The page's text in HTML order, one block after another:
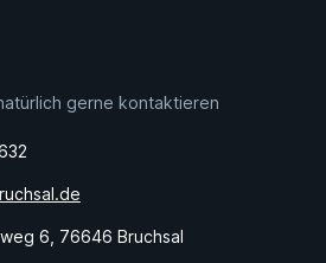
gerne kontaktieren
6, 76646 Bruchsal